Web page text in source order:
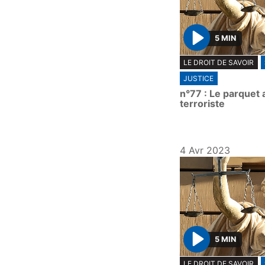
P
l
a
y
5 MIN
LE DROIT DE SAVOIR
JUSTICE
n°77 : Le parquet
terroriste
4 Avr 2023
P
5 MIN